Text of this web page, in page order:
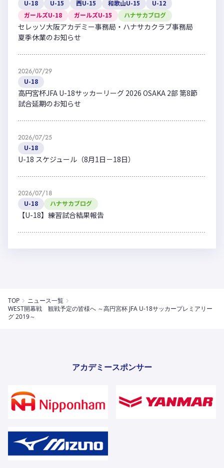
U-18 U-15 西U-15 和歌山U-15
U-12
ガールズU-18
ガールズU-15 ハナサカブログ
セレッソ大阪アカデミー事務局・ハナサカクラブ事務局
夏季休業のお知らせ
2026/07/29
U-18
高円宮杯JFA U-18サッカーリーグ 2026 OSAKA 2部 第8節
試合延期のお知らせ
2026/07/25
U-18
U-18 スケジュール（8月1日－18日）
2026/07/18
U-18 ハナサカブログ
【U-18】練習試合結果報告
TOP
ニュース一覧
WEST開幕戦 観戦予定の皆様へ ～高円宮杯 JFA U-18サッカープレミアリー
グ 2019～
アカデミースポンサー